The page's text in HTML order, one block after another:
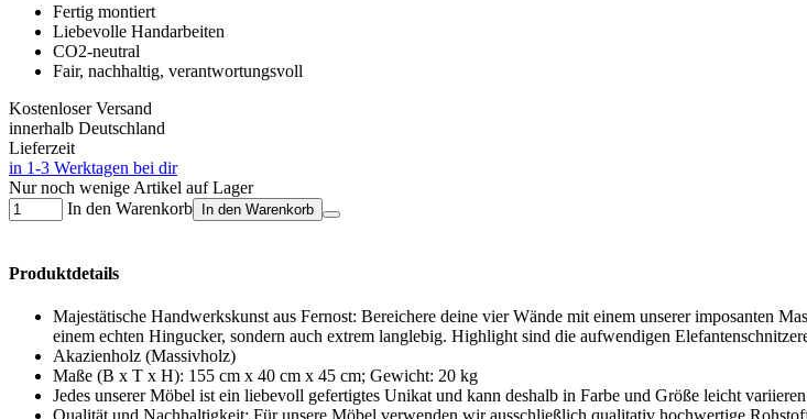
Fertig montiert
Liebevolle Handarbeiten
CO2-neutral
Fair, nachhaltig, verantwortungsvoll
Kostenloser Versand
innerhalb Deutschland
Lieferzeit
in 1-3 Werktagen bei dir
Nur noch wenige Artikel auf Lager
In den Warenkorb
In den Warenkorb
Produktdetails
Majestätische Handwerkskunst aus Fernost: Bereichere deine vier Wände mit einem unserer imposanten
einem echten Hingucker, sondern auch extrem langlebig. Highlight sind die aufwendigen
Akazienholz (Massivholz)
Maße (B x T x H): 155 cm x 40 cm x 45 cm; Gewicht: 20 kg
Jedes unserer Möbel ist ein liebevoll gefertigtes Unikat und kann deshalb in Farbe und Größe leicht variieren